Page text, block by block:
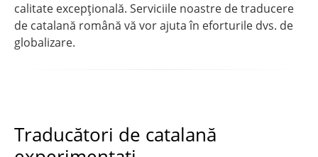
calitate excepțională. Serviciile noastre de traducere
de catalană română vă vor ajuta în eforturile dvs. de
globalizare.
Traducători de catalană